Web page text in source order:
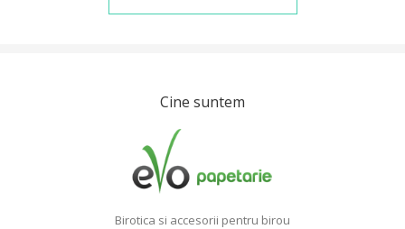
Cine suntem
Birotica si accesorii pentru birou